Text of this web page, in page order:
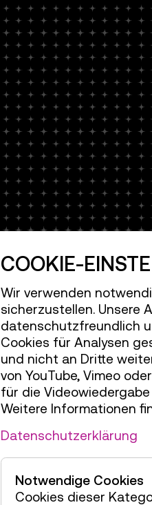
COOKIE-
Wir verwenden
sicherzustellen. Unsere
datenschutzfreundlich
Cookies für Analysen
und nicht an Dritte
von YouTube, Vimeo
für die
Weitere Informationen
Datenschutzerklärung
Notwendige Cookies
Cookies dieser